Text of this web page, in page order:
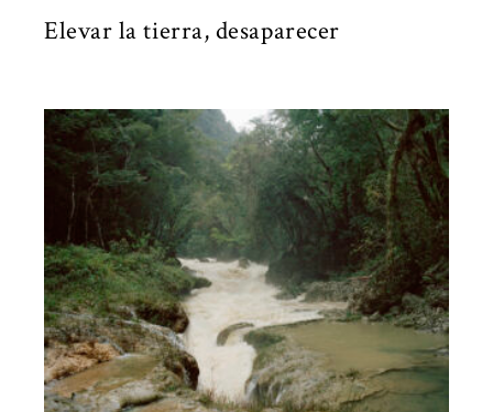
Elevar la tierra, desaparecer